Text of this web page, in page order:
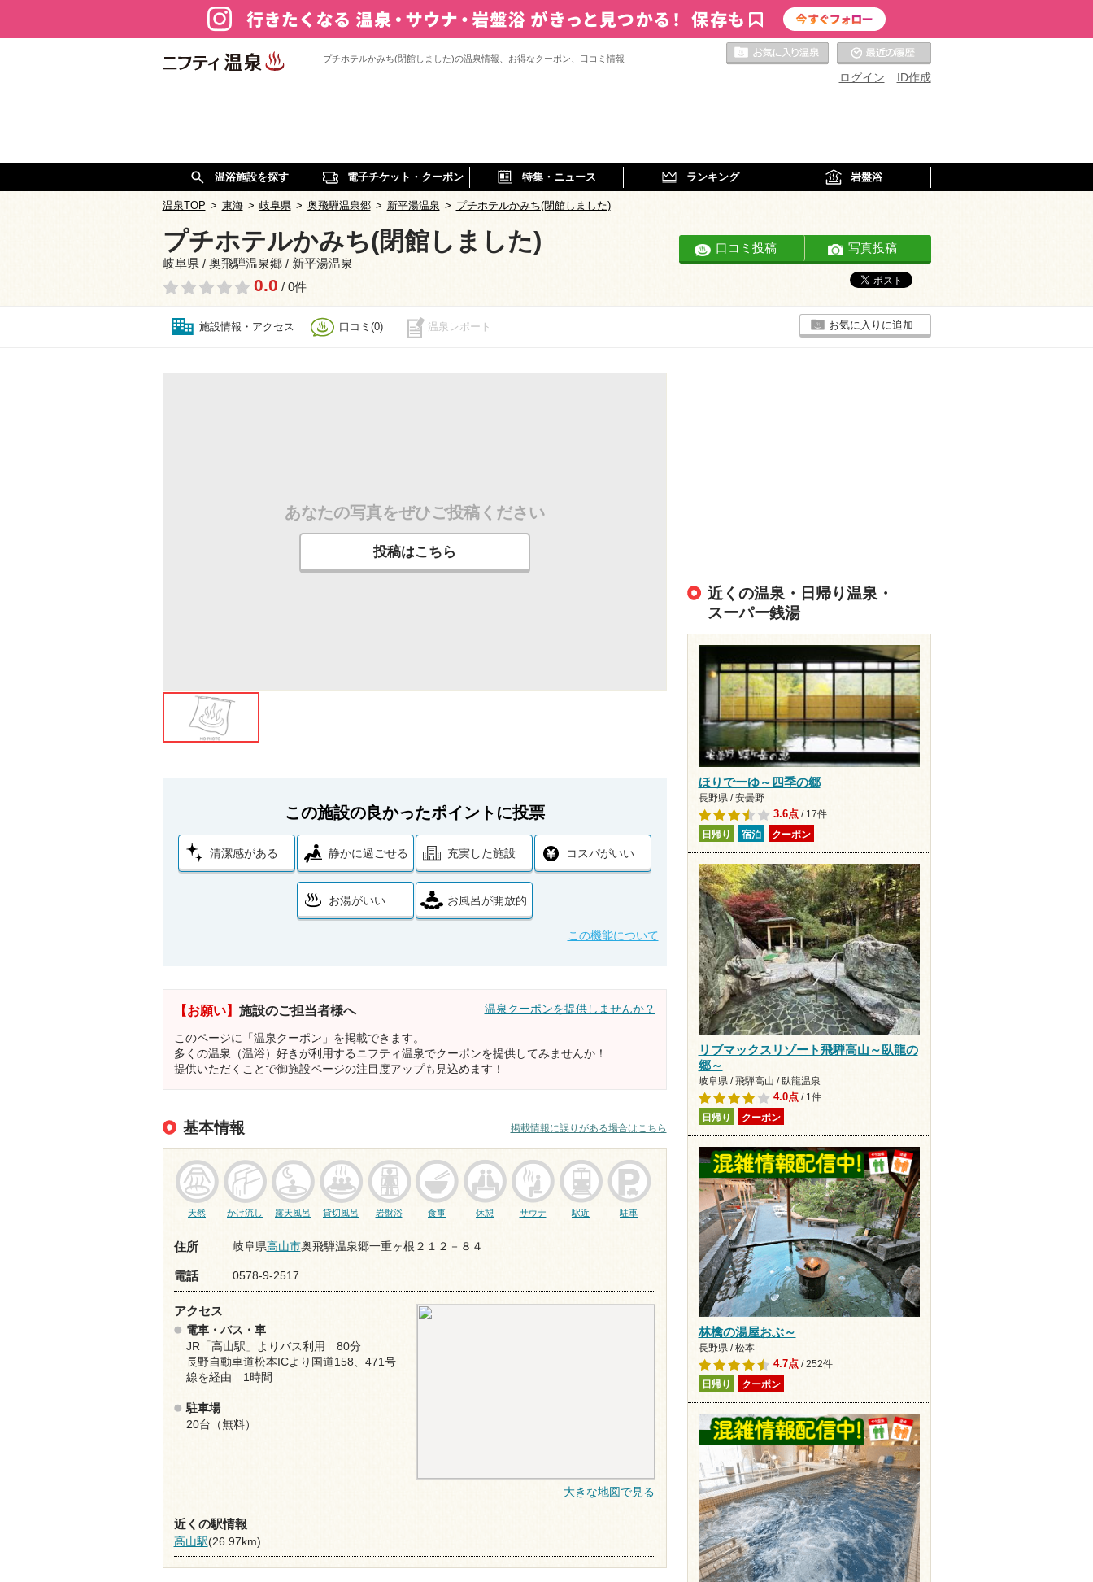
プチホテルかみち(閉館しました)の温泉情報、お得なクーポン、口コミ情報
ID作成
ログイン
お気に入りの温泉
温浴施設を探す 電子チケット・クーポン 特集・ニュース ランキング 岩盤浴
温泉TOP > 東海 > 岐阜県 > 奥飛騨温泉郷 > 新平湯温泉 > プチホテルかみち(閉館しました)
プチホテルかみち(閉館しました)
岐阜県 / 奥飛騨温泉郷 / 新平湯温泉
0.0 / 0件
口コミ投稿 写真投稿
施設情報・アクセス 口コミ(0) 温泉レポート お気に入りに追加
あなたの写真をぜひご投稿ください
投稿はこちら
この施設の良かったポイントに投票
清潔感がある 静かに過ごせる 充実した施設 コスパがいい
お湯がいい お風呂が開放的
この機能について
【お願い】 施設のご担当者様へ 温泉クーポンを提供しませんか？
このページに「温泉クーポン」を掲載できます。
多くの温泉（温浴）好きが利用するニフティ温泉でクーポンを提供してみませんか！
提供いただくことで御施設ページの注目度アップも見込めます！
基本情報 掲載情報に誤りがある場合はこちら
天然 かけ流し 露天風呂 貸切風呂 岩盤浴 食事 休憩 サウナ 駅近 駐車
住所 岐阜県高山市奥飛騨温泉郷一重ヶ根２１２－８４
電話 0578-9-2517
アクセス
電車・バス・車
JR「高山駅」よりバス利用 80分
長野自動車道松本ICより国道158、471号
線を経由 1時間
駐車場
20台（無料）
大きな地図で見る
近くの駅情報
高山駅(26.97km)
近くの温泉・日帰り温泉・
スーパー銭湯
ほりでーゆ～四季の郷
長野県 / 安曇野
3.6点/ 17件
日帰り 宿泊 クーポン
リブマックスリゾート飛騨高山～臥龍の
郷～
岐阜県 / 飛騨高山 / 臥龍温泉
4.0点/ 1件
日帰り クーポン
林檎の湯屋おぶ～
長野県 / 松本
4.7点/ 252件
日帰り クーポン